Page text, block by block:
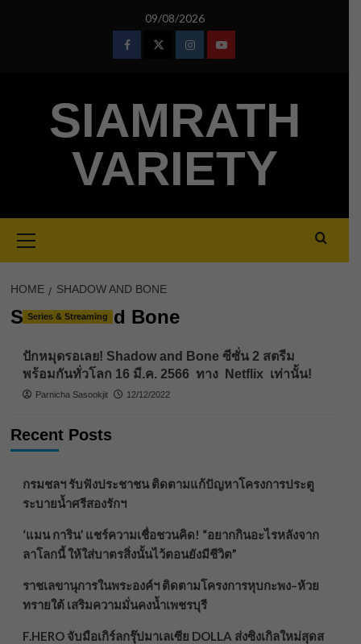
09/08/2026
FacebookTwitterInstagramYoutube
SIAMRATH
VARIETY
Menu
HOME SHADOW AND BONE
Shadow and Bone
Series & Streaming
ปักหมุดรอเลย! Shadow and Bone ซีซั่น 2 สตรีม
พร้อมกันทั่วโลก 16 มี.ค. 2566 ทาง Netflix เท่านั้น!
Parnicha Sasookjit 12/12/2022
Recent Posts
กรมชลฯ รับฟังประชาชน ติดตามแก้ปัญหาโครงการประตู
ระบายน้ำศรีสองรักฯ
‘แมน การิน’ แชร์ความเชื่อชวนคิด! “อยากกินอะไรหลังจาก
ลาโลกนี้ ให้ใส่บาตรสิ่งนั้นไว้ตอนยังมีชีวิต”
ราชเลขานุการในพระองค์ฯ ติดตามโครงการหุบกะพง–ห้วย
ทรายใต้ เสริมความมั่นคงน้ำเพชรบุรี
F.HERO จับมือเกิร์ลกรุ๊ปมาเลเซีย DOLLA ส่งซิงเกิลใหม่สุดส